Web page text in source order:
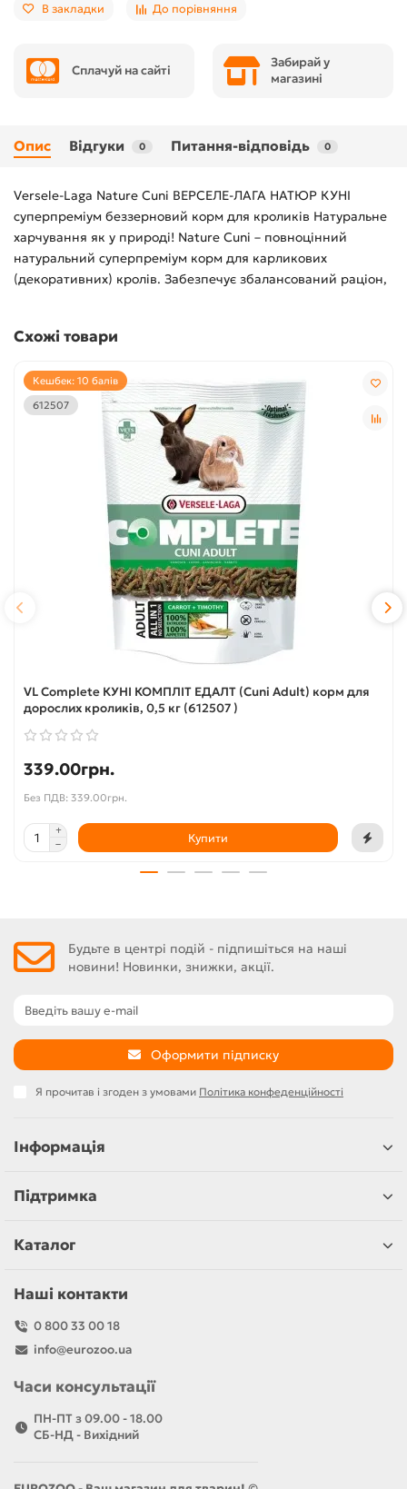
В закладки До порівняння
Сплачуй на сайті
Забирай у
магазині
Опис Відгуки 0 Питання-відповідь 0
Versele-Laga Nature Cuni ВЕРСЕЛЕ-ЛАГА НАТЮР КУНІ
суперпреміум беззерновий корм для кроликів Натуральне
харчування як у природі! Nature Cuni – повноцінний
натуральний суперпреміум корм для карликових
(декоративних) кролів. Забезпечує збалансований раціон,
Схожі товари
Кешбек: 10 балів
612507
VL Complete КУНІ КОМПЛІТ ЕДАЛТ (Cuni Adult) корм для
дорослих кроликів, 0,5 кг (612507 )
339.00грн.
Без ПДВ: 339.00грн.
Купити
Будьте в центрі подій - підпишіться на наші
новини! Новинки, знижки, акції.
Оформити підписку
Я прочитав і згоден з умовами Політика конфеденційності
Інформація
Підтримка
Каталог
Наші контакти
0 800 33 00 18
info@eurozoo.ua
Часи консультації
ПН-ПТ з 09.00 - 18.00
CБ-НД - Вихідний